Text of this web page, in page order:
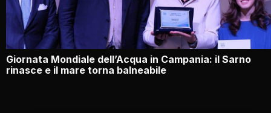
Giornata Mondiale dell’Acqua in Campania: il Sarno
rinasce e il mare torna balneabile